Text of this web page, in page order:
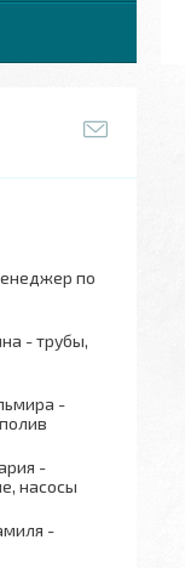
по
- трубы,
-
-
насосы
-